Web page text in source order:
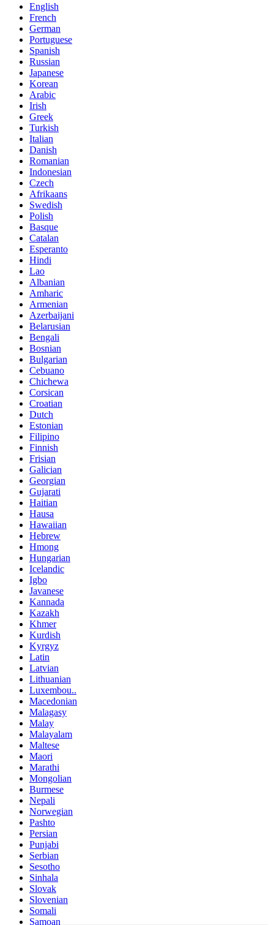
English
French
German
Portuguese
Spanish
Russian
Japanese
Korean
Arabic
Irish
Greek
Turkish
Italian
Danish
Romanian
Indonesian
Czech
Afrikaans
Swedish
Polish
Basque
Catalan
Esperanto
Hindi
Lao
Albanian
Amharic
Armenian
Azerbaijani
Belarusian
Bengali
Bosnian
Bulgarian
Cebuano
Chichewa
Corsican
Croatian
Dutch
Estonian
Filipino
Finnish
Frisian
Galician
Georgian
Gujarati
Haitian
Hausa
Hawaiian
Hebrew
Hmong
Hungarian
Icelandic
Igbo
Javanese
Kannada
Kazakh
Khmer
Kurdish
Kyrgyz
Latin
Latvian
Lithuanian
Luxembou..
Macedonian
Malagasy
Malay
Malayalam
Maltese
Maori
Marathi
Mongolian
Burmese
Nepali
Norwegian
Pashto
Persian
Punjabi
Serbian
Sesotho
Sinhala
Slovak
Slovenian
Somali
Samoan